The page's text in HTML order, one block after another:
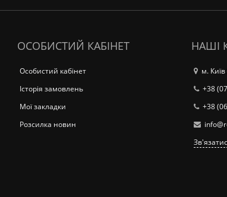
ОСОБИСТИЙ КАБІНЕТ
Особистий кабінет
Історія замовлень
Мої закладки
Розсилка новин
НАШІ
м.
+38
+38